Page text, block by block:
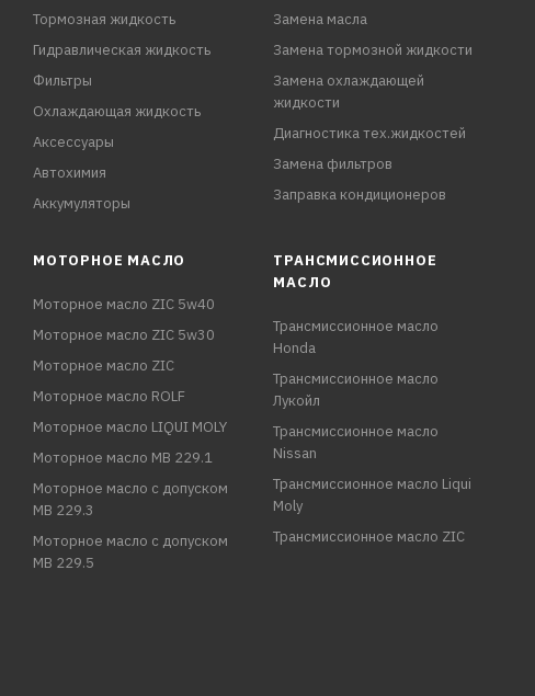
Тормозная жидкость
Гидравлическая жидкость
Фильтры
Охлаждающая жидкость
Аксессуары
Автохимия
Аккумуляторы
Замена масла
Замена тормозной жидкости
Замена охлаждающей
жидкости
Диагностика тех.жидкостей
Замена фильтров
Заправка кондиционеров
МОТОРНОЕ МАСЛО
Моторное масло ZIC 5w40
Моторное масло ZIC 5w30
Моторное масло ZIC
Моторное масло ROLF
Моторное масло LIQUI MOLY
Моторное масло MB 229.1
Моторное масло с допуском
MB 229.3
Моторное масло с допуском
MB 229.5
ТРАНСМИССИОННОЕ
МАСЛО
Трансмиссионное масло
Honda
Трансмиссионное масло
Лукойл
Трансмиссионное масло
Nissan
Трансмиссионное масло Liqui
Moly
Трансмиссионное масло ZIC